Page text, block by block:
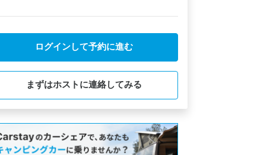
ログインして予約に進む
まずはホストに連絡してみる